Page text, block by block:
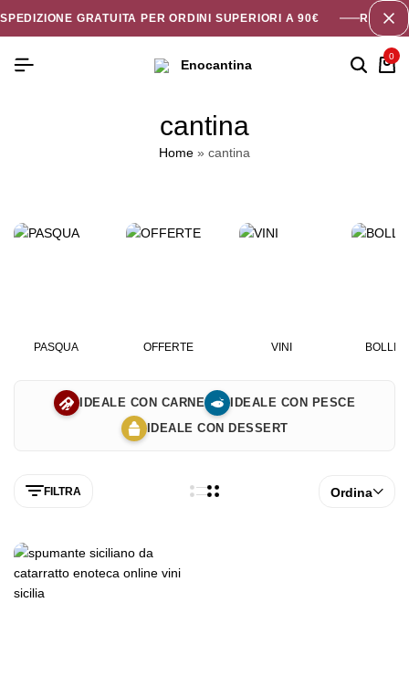
SPEDIZIONE GRATUITA PER ORDINI SUPERIORI A 90€ RICEVI
0
cantina
Home » cantina
PASQUA OFFERTE VINI
IDEALE CON CARNE
IDEALE CON PESCE
IDEALE CON DESSERT
FILTRA Ordina